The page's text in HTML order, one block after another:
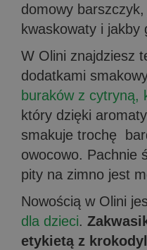
domowy
kwaskowaty i jakby
W Olini znajdziesz
dodatkami
buraków z cytryną,
który dzięki
smakuje trochę
owocowo. Pachnie
pity na zimno jest
Nowością w Olini
dla dzieci.
etykietą z